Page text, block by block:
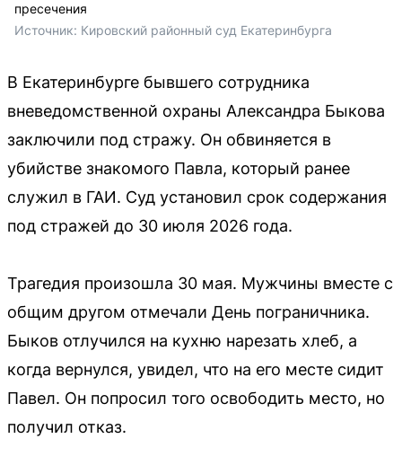
пресечения
Источник: Кировский районный суд Екатеринбурга
В Екатеринбурге бывшего сотрудника
вневедомственной охраны Александра Быкова
заключили под стражу. Он обвиняется в
убийстве знакомого Павла, который ранее
служил в ГАИ. Суд установил срок содержания
под стражей до 30 июля 2026 года.
Трагедия произошла 30 мая. Мужчины вместе с
общим другом отмечали День пограничника.
Быков отлучился на кухню нарезать хлеб, а
когда вернулся, увидел, что на его месте сидит
Павел. Он попросил того освободить место, но
получил отказ.